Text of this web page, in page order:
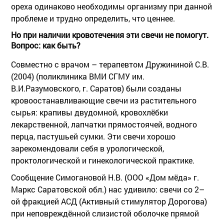
ореха одинаково необходимы организму при данной
проблеме и трудно определить, что ценнее.
Но при наличии кровотечения эти свечи не помогут.
Вопрос: как быть?
Совместно с врачом – терапевтом Дружининой С.В.
(2004) (поликлиника ВМИ СГМУ им.
В.И.Разумовского, г. Саратов) были созданы
кровоостанавливающие свечи из растительного
сырья: крапивы двудомной, кровохлёбки
лекарственной, лапчатки прямостоячей, водного
перца, пастушьей сумки. Эти свечи хорошо
зарекомендовали себя в урологической,
проктологической и гинекологической практике.
Сообщение Симогановой Н.В. (ООО «Дом мёда» г.
Маркс Саратовской обл.) нас удивило: свечи со 2–
ой фракцией АСД (Активный стимулятор Дорогова)
при неповреждённой слизистой оболочке прямой